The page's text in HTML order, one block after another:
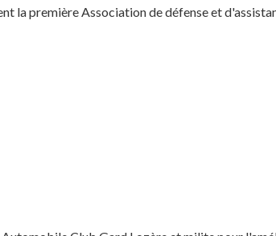
la première Association de défense et